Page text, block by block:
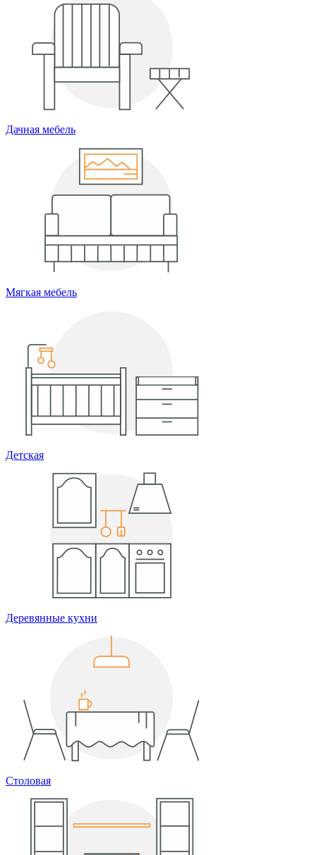
Дачная мебель
Мягкая мебель
Детская
Деревянные кухни
Столовая